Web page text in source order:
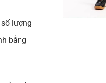
lượng
bằng